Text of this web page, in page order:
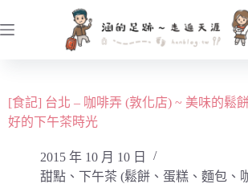
至
容[食記] 台北 – 咖啡弄 (敦化店) ~ 美味的鬆
好的下午茶時光
2015 年 10 月 10 日
甜點、下午茶 (鬆餅、蛋糕、麵包、